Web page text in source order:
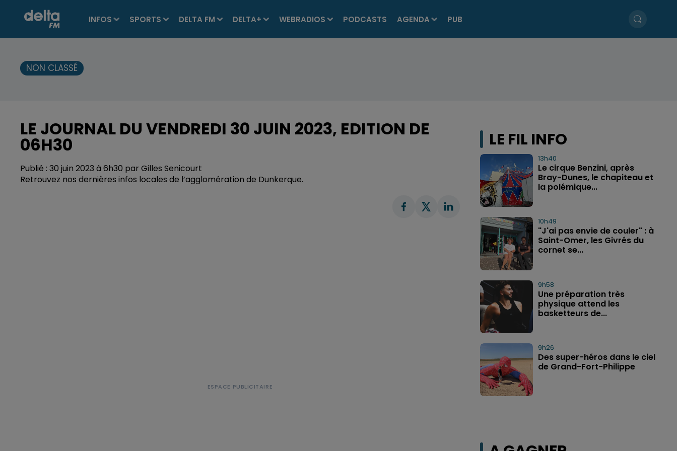
INFOS SPORTS DELTA FM DELTA+ WEBRADIOS PODCASTS AGENDA PUB
NON CLASSÉ
LE JOURNAL DU VENDREDI 30 JUIN 2023, EDITION DE
06H30
Publié : 30 juin 2023 à 6h30 par Gilles Senicourt
Retrouvez nos dernières infos locales de l’agglomération de Dunkerque.
LE FIL INFO
13h40
Le cirque Benzini, après
Bray-Dunes, le chapiteau et
la polémique...
10h49
"J'ai pas envie de couler" : à
Saint-Omer, les Givrés du
cornet se...
9h58
Une préparation très
physique attend les
basketteurs de...
9h26
Des super-héros dans le ciel
de Grand-Fort-Philippe